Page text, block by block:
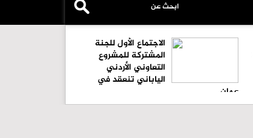
الاجتماع الأول للجنة
المشتركة للمشروع
التعاوني الأردني
الياباني تنعقد في
عمان